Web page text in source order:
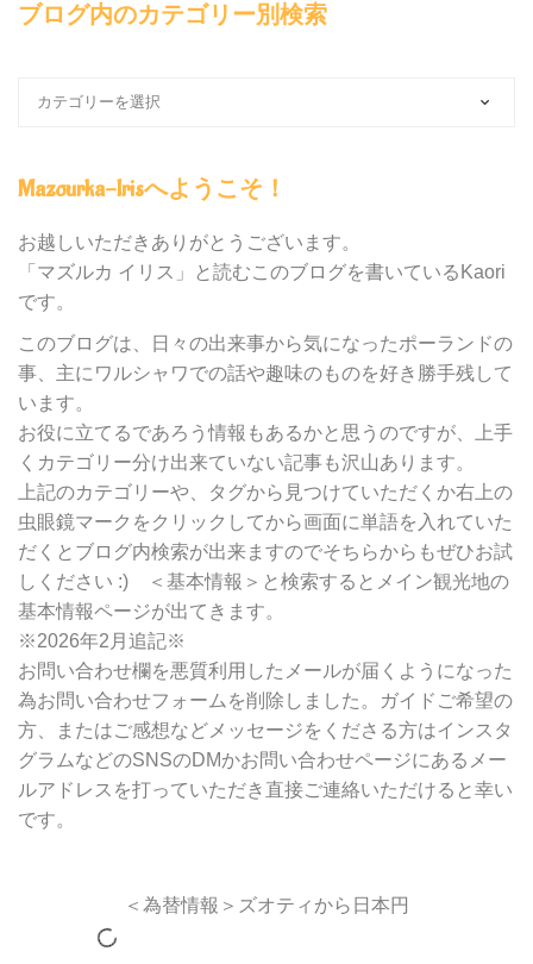
ブログ内のカテゴリー別検索
の
テ
ゴ
ー
別
検
索
Mazourka-Irisへようこそ！
お越しいただきありがとうございます。
「マズルカ イリス」と読むこのブログを書いているKaori
です。
このブログは、日々の出来事から気になったポーランドの
事、主にワルシャワでの話や趣味のものを好き勝手残して
います。
お役に立てるであろう情報もあるかと思うのですが、上手
くカテゴリー分け出来ていない記事も沢山あります。
上記のカテゴリーや、タグから見つけていただくか右上の
虫眼鏡マークをクリックしてから画面に単語を入れていた
だくとブログ内検索が出来ますのでそちらからもぜひお試
しください :) ＜基本情報＞と検索するとメイン観光地の
基本情報ページが出てきます。
※2026年2月追記※
お問い合わせ欄を悪質利用したメールが届くようになった
為お問い合わせフォームを削除しました。ガイドご希望の
方、またはご感想などメッセージをくださる方はインスタ
グラムなどのSNSのDMかお問い合わせページにあるメー
ルアドレスを打っていただき直接ご連絡いただけると幸い
です。
＜為替情報＞ズオティから日本円